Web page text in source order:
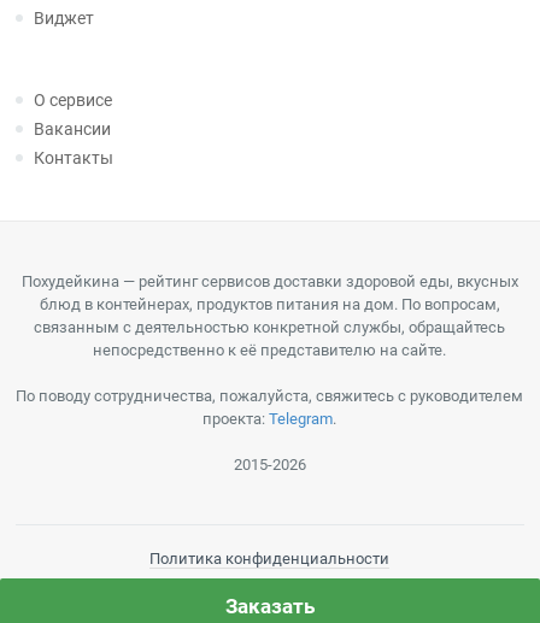
Заказать
Виджет
О сервисе
Вакансии
Контакты
Похудейкина — рейтинг сервисов доставки здоровой еды, вкусных
блюд в контейнерах, продуктов питания на дом. По вопросам,
связанным с деятельностью конкретной службы, обращайтесь
непосредственно к её представителю на сайте.
По поводу сотрудничества, пожалуйста, свяжитесь с руководителем
проекта:Telegram.
2015-2026
Политика конфиденциальности
Пользовательское соглашение